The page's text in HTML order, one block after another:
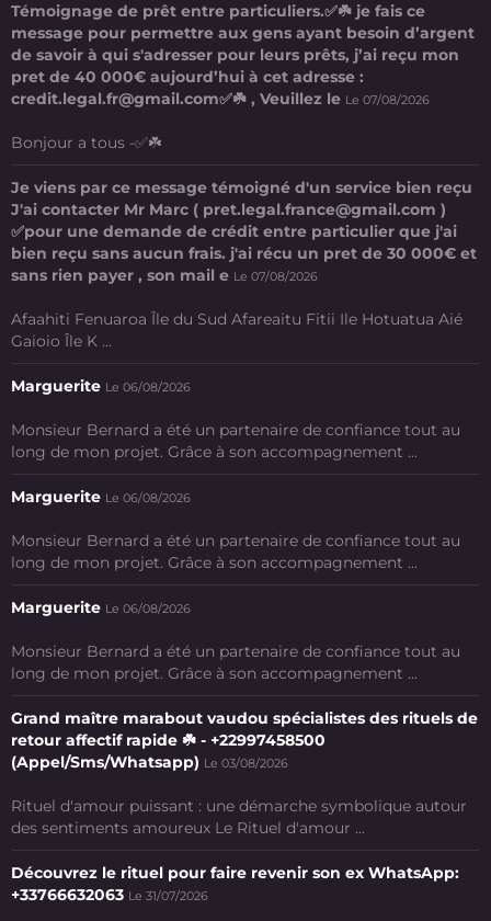
Témoignage de prêt entre particuliers.✅☘️ je fais ce
message pour permettre aux gens ayant besoin d’argent
de savoir à qui s'adresser pour leurs prêts, j’ai reçu mon
pret de 40 000€ aujourd’hui à cet adresse :
credit.legal.fr@gmail.com✅☘️ , Veuillez le Le 07/08/2026
Bonjour a tous -✅☘️
Je viens par ce message témoigné d'un service bien reçu
J'ai contacter Mr Marc ( pret.legal.france@gmail.com )
✅pour une demande de crédit entre particulier que j'ai
bien reçu sans aucun frais. j'ai récu un pret de 30 000€ et
sans rien payer , son mail e Le 07/08/2026
Afaahiti Fenuaroa Île du Sud Afareaitu Fitii Ile Hotuatua Aié
Gaioio Île K ...
Marguerite Le 06/08/2026
Monsieur Bernard a été un partenaire de confiance tout au
long de mon projet. Grâce à son accompagnement ...
Marguerite Le 06/08/2026
Monsieur Bernard a été un partenaire de confiance tout au
long de mon projet. Grâce à son accompagnement ...
Marguerite Le 06/08/2026
Monsieur Bernard a été un partenaire de confiance tout au
long de mon projet. Grâce à son accompagnement ...
Grand maître marabout vaudou spécialistes des rituels de
retour affectif rapide ☘️ - +22997458500
(Appel/Sms/Whatsapp) Le 03/08/2026
Rituel d'amour puissant : une démarche symbolique autour
des sentiments amoureux Le Rituel d'amour ...
Découvrez le rituel pour faire revenir son ex WhatsApp:
+33766632063 Le 31/07/2026